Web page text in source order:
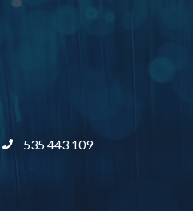
535 443 109